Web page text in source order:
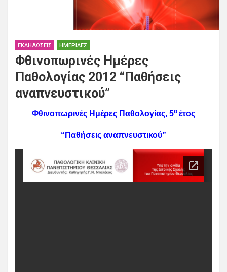
ΕΚΔΗΛΏΣΕΙΣ ΗΜΕΡΊΔΕΣ
Φθινοπωρινές Ημέρες
Παθολογίας 2012 “Παθήσεις
αναπνευστικού”
Φθινοπωρινές Ημέρες Παθολογίας, 5ο έτος
“Παθήσεις αναπνευστικού”